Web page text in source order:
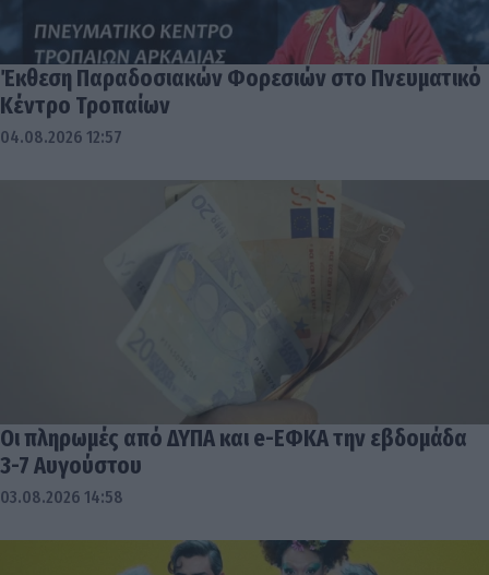
Έκθεση Παραδοσιακών Φορεσιών στο Πνευματικό
Κέντρο Τροπαίων
04.08.2026 12:57
Οι πληρωμές από ΔΥΠΑ και e-ΕΦΚΑ την εβδομάδα
3-7 Αυγούστου
03.08.2026 14:58